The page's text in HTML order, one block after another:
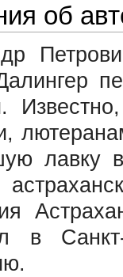
об
лавку
в Санкт-